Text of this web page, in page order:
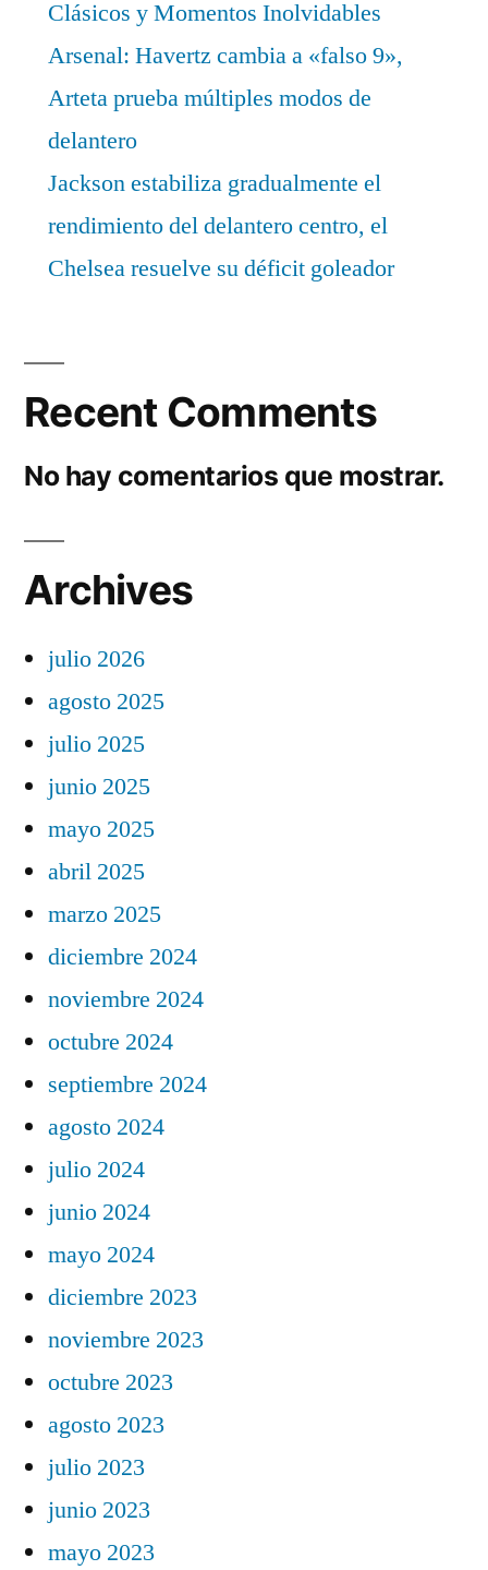
Clásicos y Momentos Inolvidables
Arsenal: Havertz cambia a «falso 9»,
Arteta prueba múltiples modos de
delantero
Jackson estabiliza gradualmente el
rendimiento del delantero centro, el
Chelsea resuelve su déficit goleador
Recent Comments
No hay comentarios que mostrar.
Archives
julio 2026
agosto 2025
julio 2025
junio 2025
mayo 2025
abril 2025
marzo 2025
diciembre 2024
noviembre 2024
octubre 2024
septiembre 2024
agosto 2024
julio 2024
junio 2024
mayo 2024
diciembre 2023
noviembre 2023
octubre 2023
agosto 2023
julio 2023
junio 2023
mayo 2023